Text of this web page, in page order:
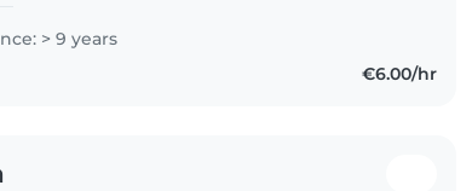
> 9 years
€6.00/hr